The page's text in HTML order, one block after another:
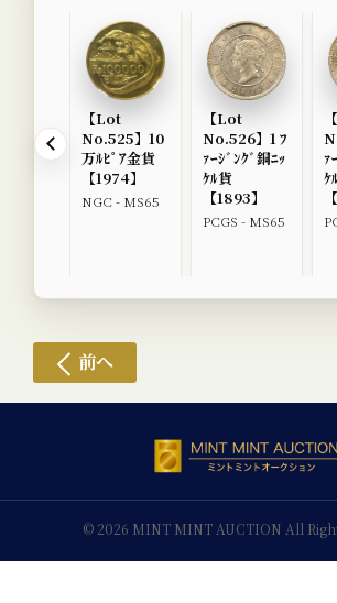
【Lot
No.525】10
万ﾙﾋﾟｱ金貨
【1974】
NGC - MS65
【Lot
No.526】1 ﾌ
ｧｰｼﾞﾝｸﾞ銅ﾆｯ
ｹﾙ貨
【1893】
PCGS - MS65
ｧ
ｹ
前へ
© 2026 MINT MINT AUCTION All